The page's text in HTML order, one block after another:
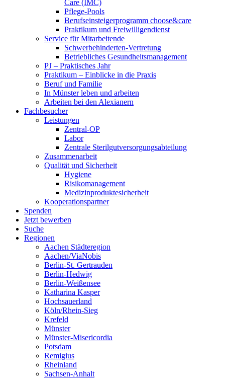
Care (IMC)
Pflege-Pools
Berufseinsteigerprogramm choose&care
Praktikum und Freiwilligendienst
Service für Mitarbeitende
Schwerbehinderten-Vertretung
Betriebliches Gesundheitsmanagement
PJ – Praktisches Jahr
Praktikum – Einblicke in die Praxis
Beruf und Familie
In Münster leben und arbeiten
Arbeiten bei den Alexianern
Fachbesucher
Leistungen
Zentral-OP
Labor
Zentrale Sterilgutversorgungsabteilung
Zusammenarbeit
Qualität und Sicherheit
Hygiene
Risikomanagement
Medizinproduktesicherheit
Kooperationspartner
Spenden
Jetzt bewerben
Suche
Regionen
Aachen Städteregion
Aachen/ViaNobis
Berlin-St. Gertrauden
Berlin-Hedwig
Berlin-Weißensee
Katharina Kasper
Hochsauerland
Köln/Rhein-Sieg
Krefeld
Münster
Münster-Misericordia
Potsdam
Remigius
Rheinland
Sachsen-Anhalt